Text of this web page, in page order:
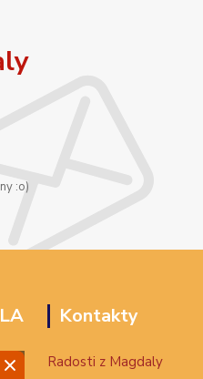
:o)
Kontakty
Radosti z Magdaly